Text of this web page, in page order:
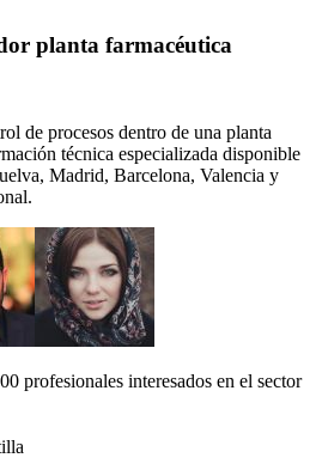
planta farmacéutica
de procesos dentro de una planta
técnica especializada disponible
Madrid, Barcelona, Valencia y
profesionales interesados en el sector